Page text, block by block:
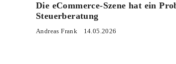
Die eCommerce-Szene hat ein
Steuerberatung
Andreas Frank 14.05.2026